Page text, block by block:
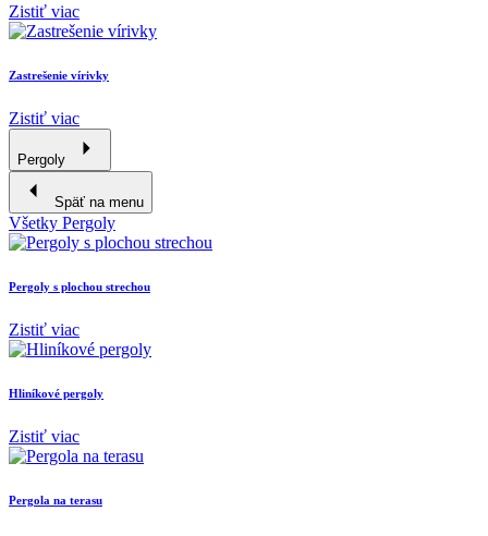
Zistiť viac
Zastrešenie vírivky
Zistiť viac
Pergoly
Späť na menu
Všetky Pergoly
Pergoly s plochou strechou
Zistiť viac
Hliníkové pergoly
Zistiť viac
Pergola na terasu